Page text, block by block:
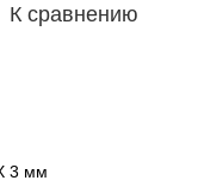
К сравнению
3 мм